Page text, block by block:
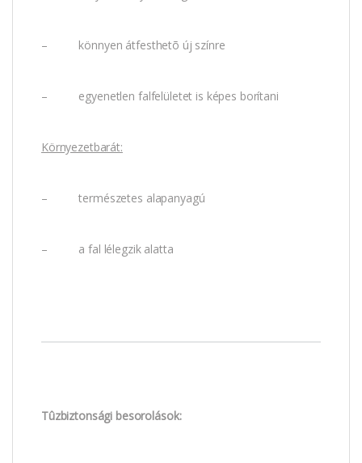
– könnyen átfesthetõ új színre
– egyenetlen falfelületet is képes borítani
Környezetbarát:
– természetes alapanyagú
– a fal lélegzik alatta
Tûzbiztonsági besorolások: